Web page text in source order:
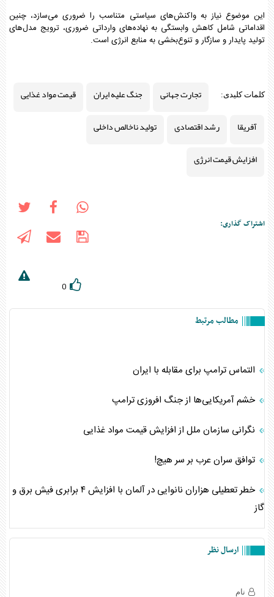
این موضوع نیاز به واکنش‌های سیاستی متناسب را ضروری می‌سازد، چنین
اقداماتی شامل کاهش وابستگی به نهاده‌های وارداتی ضروری، ترویج مدل‌های
تولید پایدار و سازگار و تنوع‌بخشی به منابع انرژی است.
کلمات کلیدی: تجارت جهانی جنگ علیه ایران
قیمت مواد غذایی
آفریقا
رشد اقتصادی
تولید ناخالص داخلی
افزایش قیمت انرژی
اشتراک گذاری:
0
مطالب مرتبط
التماس ترامپ برای مقابله با ایران
خشم آمریکایی‌ها از جنگ افروزی ترامپ
نگرانی سازمان ملل از افزایش قیمت مواد غذایی
توافق سران عرب بر سر هیچ!
خطر تعطیلی هزاران نانوایی در آلمان با افزایش ۴ برابری فیش برق و
گاز
ارسال نظر
نام